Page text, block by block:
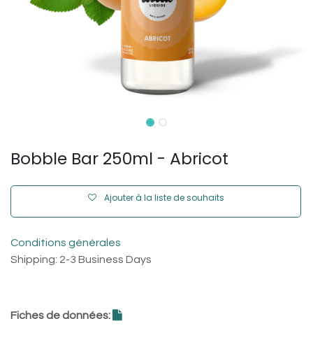
Bobble Bar 250ml - Abricot
Ajouter à la liste de souhaits
Conditions générales
Shipping: 2-3 Business Days
Fiches de données: